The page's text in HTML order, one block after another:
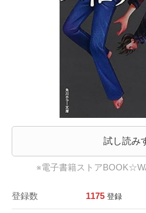
試し読み
※電子書籍ストア
登録数 1175 登録